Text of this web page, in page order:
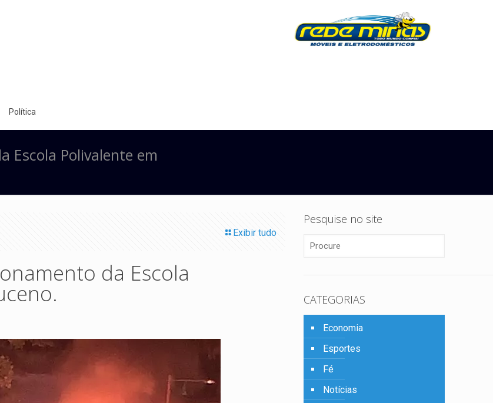
Política
Escola Polivalente em
Exibir tudo
da Escola
Pesquise no site
CATEGORIAS
Economia
Esportes
Fé
Notícias